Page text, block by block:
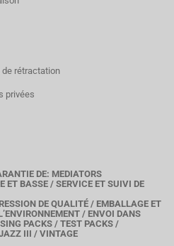
rétractation
privées
DE: MEDIATORS
ET BASSE / SERVICE ET SUIVI DE
DE QUALITÉ / EMBALLAGE ET
/ ENVOI DANS
PACKS / TEST PACKS /
III / VINTAGE